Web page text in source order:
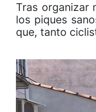
Tras organizar
los piques
que, tanto